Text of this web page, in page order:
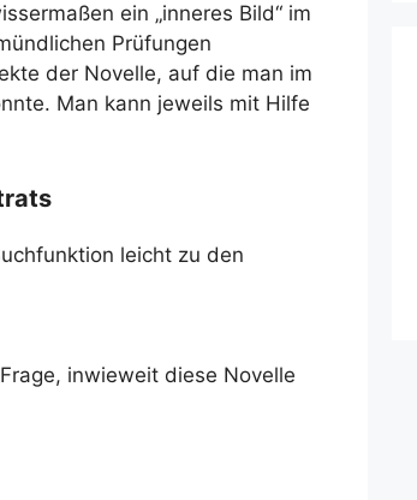
ein „inneres Bild“ im
Prüfungen
der Novelle, auf die man im
Man kann jeweils mit Hilfe
leicht zu den
inwieweit diese Novelle